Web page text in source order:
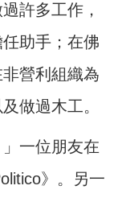
許多工作，
助手；在佛
營利組織為
做過木工。
」一位朋友在
》。另一